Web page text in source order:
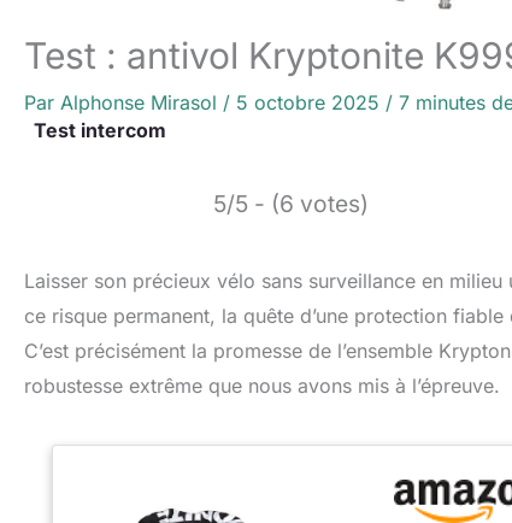
Test : antivol Kryptonite
Par Alphonse Mirasol / 5 octobre 2025 / 7 minutes
Test intercom
5/5 - (6 votes)
Laisser son précieux vélo sans surveillance en
ce risque permanent, la quête d’une protection
C’est précisément la promesse de l’ensemble
robustesse extrême que nous avons mis à l’épreuve.